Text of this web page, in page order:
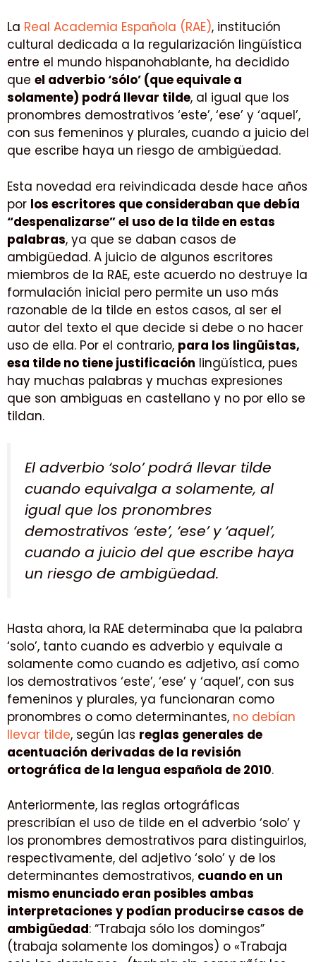
La Real Academia Española (RAE), institución
cultural dedicada a la regularización lingüística
entre el mundo hispanohablante, ha decidido
que el adverbio ‘sólo’ (que equivale a
solamente) podrá llevar tilde, al igual que los
pronombres demostrativos ‘este’, ‘ese’ y ‘aquel’,
con sus femeninos y plurales, cuando a juicio del
que escribe haya un riesgo de ambigüedad.
Esta novedad era reivindicada desde hace años
por los escritores que consideraban que debía
“despenalizarse” el uso de la tilde en estas
palabras, ya que se daban casos de
ambigüedad. A juicio de algunos escritores
miembros de la RAE, este acuerdo no destruye la
formulación inicial pero permite un uso más
razonable de la tilde en estos casos, al ser el
autor del texto el que decide si debe o no hacer
uso de ella. Por el contrario, para los lingüistas,
esa tilde no tiene justificación lingüística, pues
hay muchas palabras y muchas expresiones
que son ambiguas en castellano y no por ello se
tildan.
El adverbio ‘solo’ podrá llevar tilde
cuando equivalga a solamente, al
igual que los pronombres
demostrativos ‘este’, ‘ese’ y ‘aquel’,
cuando a juicio del que escribe haya
un riesgo de ambigüedad.
Hasta ahora, la RAE determinaba que la palabra
‘solo’, tanto cuando es adverbio y equivale a
solamente como cuando es adjetivo, así como
los demostrativos ‘este’, ‘ese’ y ‘aquel’, con sus
femeninos y plurales, ya funcionaran como
pronombres o como determinantes, no debían
llevar tilde, según las reglas generales de
acentuación derivadas de la revisión
ortográfica de la lengua española de 2010.
Anteriormente, las reglas ortográficas
prescribían el uso de tilde en el adverbio ‘solo’ y
los pronombres demostrativos para distinguirlos,
respectivamente, del adjetivo ‘solo’ y de los
determinantes demostrativos, cuando en un
mismo enunciado eran posibles ambas
interpretaciones y podían producirse casos de
ambigüedad: “Trabaja sólo los domingos”
(trabaja solamente los domingos) o «Trabaja